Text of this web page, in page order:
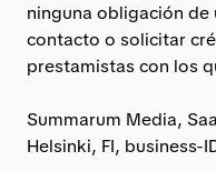
ninguna obligación
contacto o solicitar
prestamistas con los
Summarum Media,
Helsinki, FI, business-